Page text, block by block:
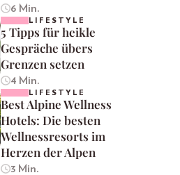
6 Min.
LIFESTYLE
5 Tipps für heikle
Gespräche übers
Grenzen setzen
4 Min.
LIFESTYLE
Best Alpine Wellness
Hotels: Die besten
Wellnessresorts im
Herzen der Alpen
3 Min.